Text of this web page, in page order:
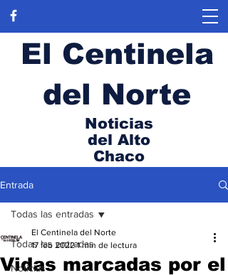
El Centinela
del Norte
Noticias
del Alto
Chaco
Entrada
Todas las entradas
Noticias
Todas las entradas
Vidas marcadas por el
El Centinela del Norte
17 feb 2022 1 min de lectura